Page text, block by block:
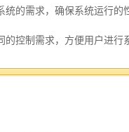
的需求，确保系统运行的
控制需求，方便用户进行
能够长时间保持运行，减
维护和维修手段，降低